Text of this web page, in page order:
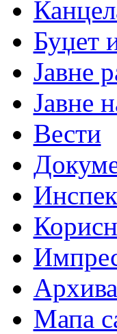
Буџет
Јавне
Јавне
Вести
Архива
Мапа